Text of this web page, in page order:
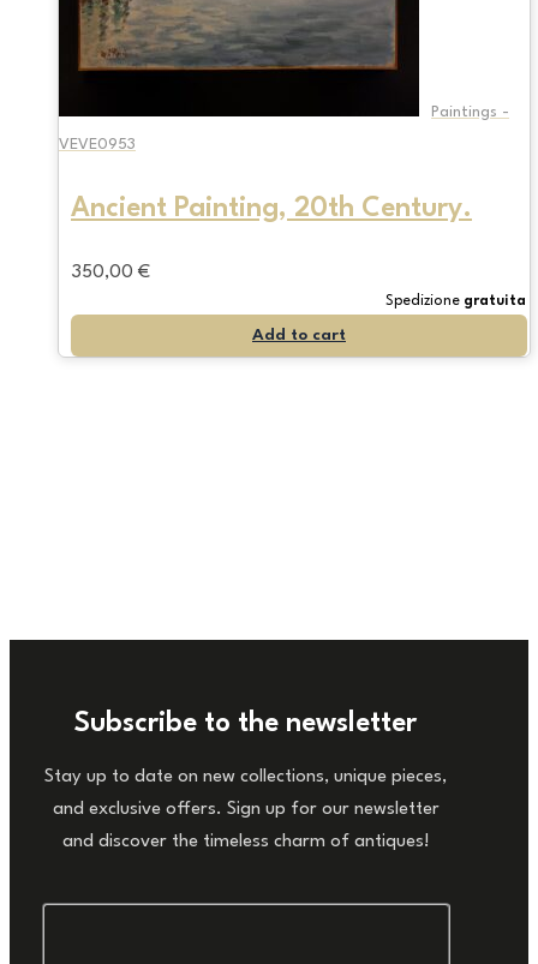
Paintings -
VEVE0953
Ancient Painting, 20th Century.
350,00 €
Spedizione gratuita
Add to cart
Subscribe to the newsletter
Stay up to date on new collections, unique pieces,
and exclusive offers. Sign up for our newsletter
and discover the timeless charm of antiques!